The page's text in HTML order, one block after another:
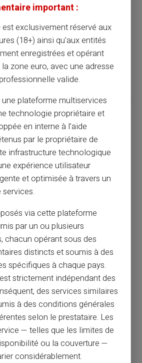
de vos allocations
avec une carte prépayée
Article suivant
Carte prépayée
gratuite sans compte, ça
parce que votre banque vous
une carte que vo...
important :
exclusivement réservé aux
(18+) ainsi qu'aux entités
enregistrées et opérant
zone euro, avec une adresse
valide.
plateforme multiservices
technologie propriétaire et
en interne à l’aide
par le propriétaire de
infrastructure technologique
expérience utilisateur
et optimisée à travers un
via cette plateforme
par un ou plusieurs
chacun opérant sous des
distincts et soumis à des
spécifiques à chaque pays.
strictement indépendant des
des services similaires
à des conditions générales
selon le prestataire. Les
— telles que les limites de
ou la couverture —
considérablement.